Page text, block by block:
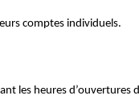
comptes individuels.
les heures d’ouvertures